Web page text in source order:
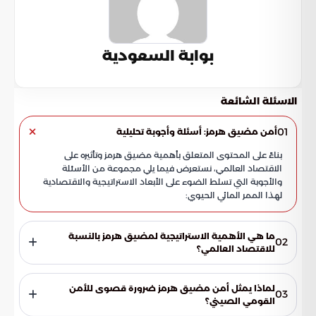
بوابة السعودية
الاسئلة الشائعة
01أمن مضيق هرمز: أسئلة وأجوبة تحليلية
بناءً على المحتوى المتعلق بأهمية مضيق هرمز وتأثيره على
الاقتصاد العالمي، نستعرض فيما يلي مجموعة من الأسئلة
والأجوبة التي تسلط الضوء على الأبعاد الاستراتيجية والاقتصادية
لهذا الممر المائي الحيوي:
02ما هي الأهمية الاستراتيجية لمضيق هرمز بالنسبة
للاقتصاد العالمي؟
وحماية المنظومة الاقتصادية من الانهيار المفاجئ. فهو يمثل
شريان الحياة الرئيسي لإمدادات الطاقة العالمية، وأي اضطراب فيه
يهدد استقرار الأسواق والنمو الصناعي العالمي بشكل مباشر
03لماذا يمثل أمن مضيق هرمز ضرورة قصوى للأمن
القومي الصيني؟